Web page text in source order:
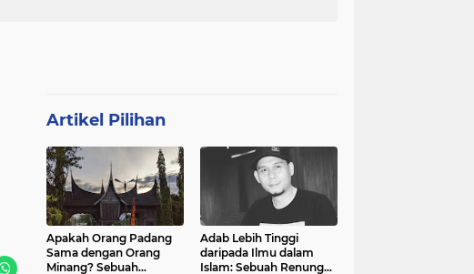
Artikel Pilihan
Apakah Orang Padang
Sama dengan Orang
Minang? Sebuah
Adab Lebih Tinggi
daripada Ilmu dalam
Islam: Sebuah Renungan